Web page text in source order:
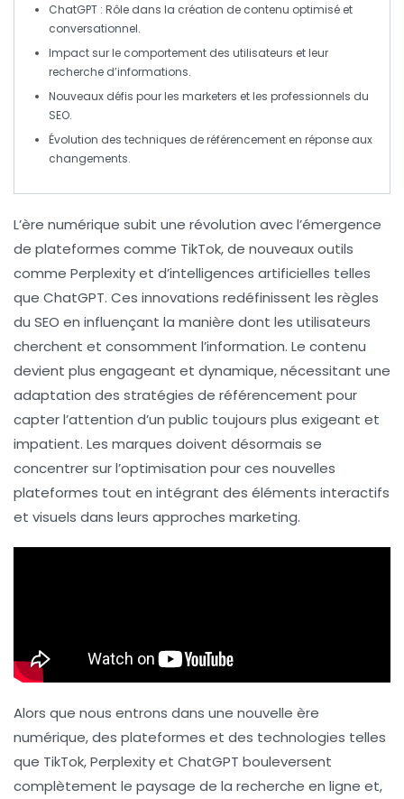
ChatGPT : Rôle dans la création de contenu optimisé et
conversationnel.
Impact sur le comportement des utilisateurs et leur
recherche d’informations.
Nouveaux défis pour les marketers et les professionnels du
SEO.
Évolution des techniques de référencement en réponse aux
changements.
L’ère numérique subit une révolution avec l’émergence
de plateformes comme TikTok, de nouveaux outils
comme Perplexityet d’intelligences artificielles telles
que ChatGPT. Ces innovations redéfinissent les règles
du SEO en influençant la manière dont les utilisateurs
cherchent et consomment l’information. Le contenu
devient plus engageant et dynamique, nécessitant une
adaptation des stratégies de référencement pour
capter l’attention d’un public toujours plus exigeant et
impatient. Les marques doivent désormais se
concentrer sur l’optimisation pour ces nouvelles
plateformes tout en intégrant des éléments interactifs
et visuels dans leurs approches marketing.
Alors que nous entrons dans une nouvelle ère
numérique, des plateformes et des technologies telles
que TikTok,Perplexityet ChatGPT bouleversent
complètement le paysage de la recherche en ligne et,